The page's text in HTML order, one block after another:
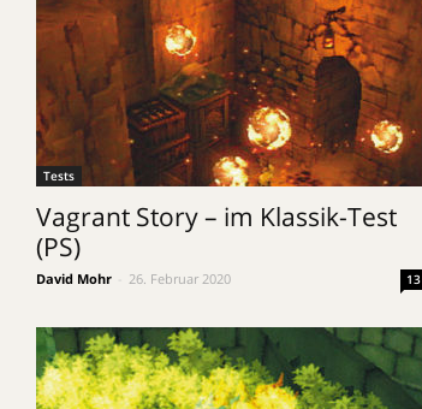
Tests
Vagrant Story – im Klassik-Test
(PS)
David Mohr 26. Februar 2020 13